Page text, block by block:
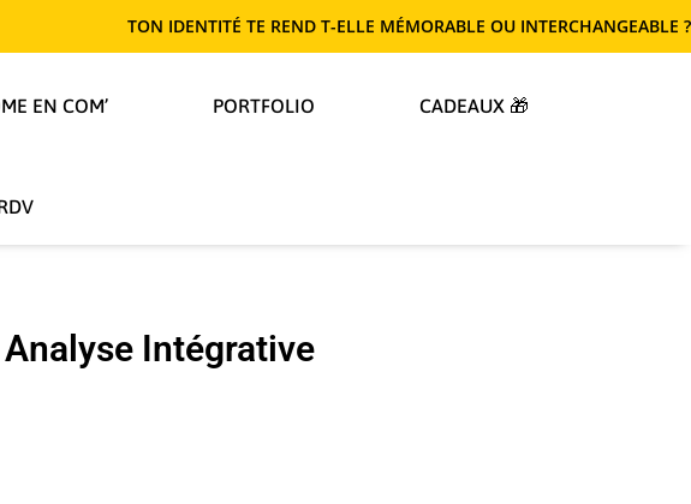
TON IDENTITÉ TE REND T-ELLE MÉMORABLE OU INTERCHANGEABLE ?
EN COM’ PORTFOLIO CADEAUX 🎁
Intégrative